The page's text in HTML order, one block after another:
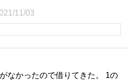
11/03
なかったので借りてきた。 1の